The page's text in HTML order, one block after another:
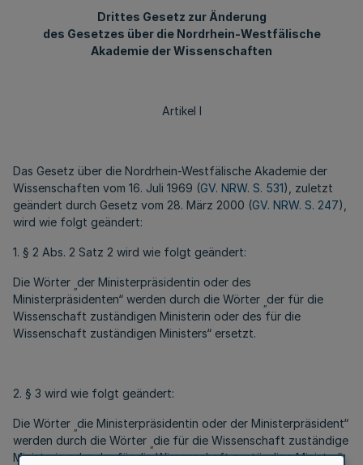
Drittes Gesetz zur Änderung
des Gesetzes über die Nordrhein-Westfälische
Akademie der Wissenschaften
Artikel I
Das Gesetz über die Nordrhein-Westfälische Akademie der
Wissenschaften vom 16. Juli 1969 (GV. NRW. S. 531), zuletzt
geändert durch Gesetz vom 28. März 2000 (GV. NRW. S. 247),
wird wie folgt geändert:
1. § 2 Abs. 2 Satz 2 wird wie folgt geändert:
Die Wörter „der Ministerpräsidentin oder des
Ministerpräsidenten“ werden durch die Wörter „der für die
Wissenschaft zuständigen Ministerin oder des für die
Wissenschaft zuständigen Ministers“ ersetzt.
2. § 3 wird wie folgt geändert:
Die Wörter „die Ministerpräsidentin oder der Ministerpräsident“
werden durch die Wörter „die für die Wissenschaft zuständige
Ministerin oder der für die Wissenschaft zuständige Minister“